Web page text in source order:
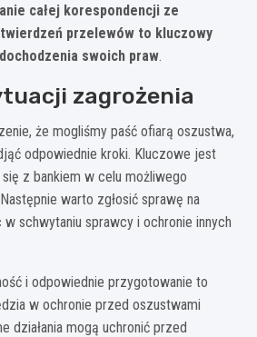
całej korespondencji ze
przelewów to kluczowy
swoich praw.
zagrożenia
że mogliśmy paść ofiarą oszustwa,
odpowiednie kroki. Kluczowe jest
z bankiem w celu możliwego
warto zgłosić sprawę na
schwytaniu sprawcy i ochronie innych
i odpowiednie przygotowanie to
w ochronie przed oszustwami
działania mogą uchronić przed